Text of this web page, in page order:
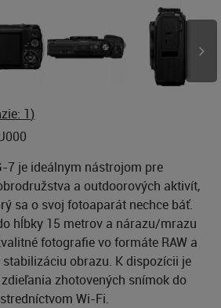
1)
7 je ideálnym nástrojom pre
a outdoorových aktivít,
sa o svoj fotoaparát nechce báť.
hĺbky 15 metrov a nárazu/mrazu
fotografie vo formáte RAW a
stabilizáciu obrazu. K dispozícii je
zhotovených snímok do
Wi-Fi.